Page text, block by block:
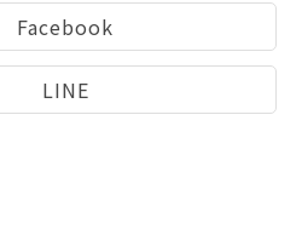
Facebook
LINE